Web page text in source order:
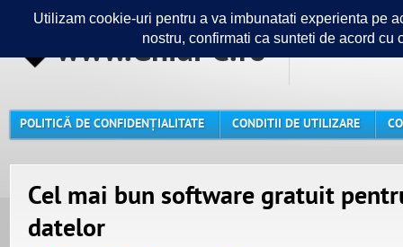
www.GhidPC.ro Ghidul
POLITICĂ DE CONFIDENȚIALITATE CONDITII DE UTILIZARE
Cel mai bun software gratuit
datelor